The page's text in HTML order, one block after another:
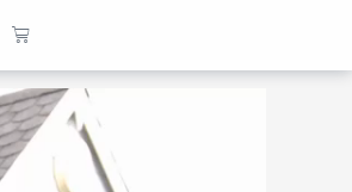
Warenkorb